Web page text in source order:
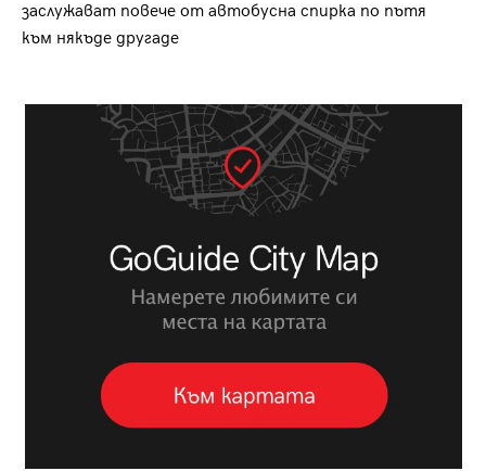
заслужават повече от автобусна спирка по пътя
към някъде другаде